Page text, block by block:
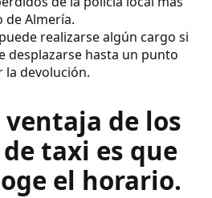
de Almería.
realizarse algún cargo si
desplazarse hasta un punto
la devolución.
de los
taxi es que
el horario.